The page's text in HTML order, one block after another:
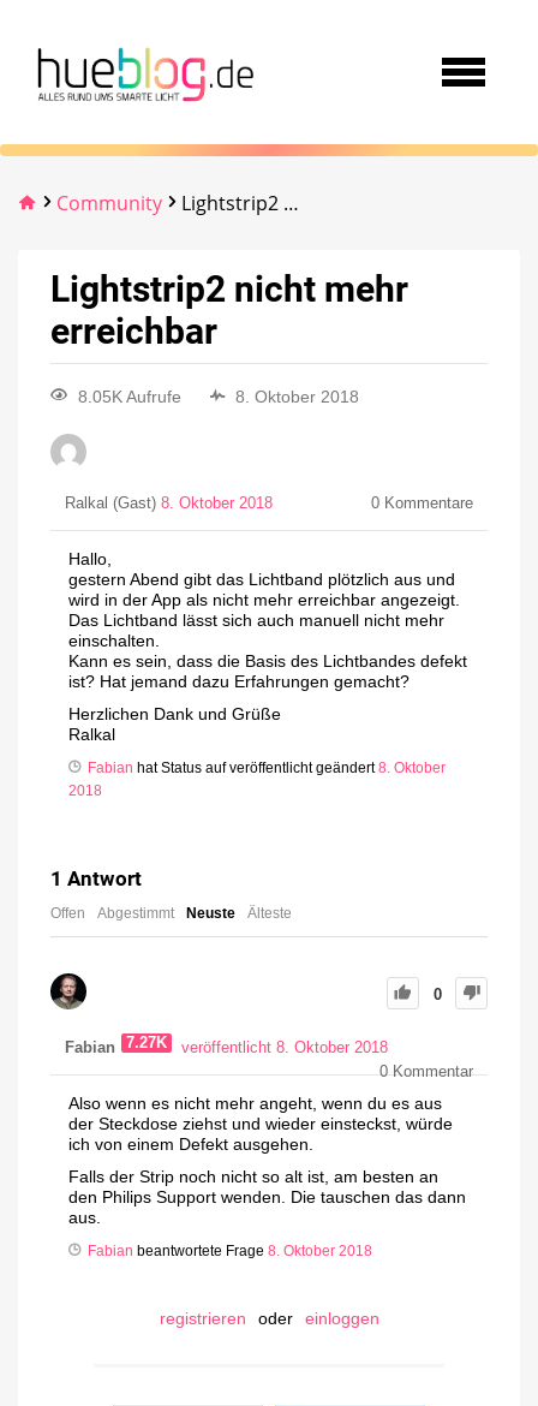
Community Lightstrip2 nicht mehr erreichbar
Lightstrip2 nicht mehr
erreichbar
8.05K Aufrufe 8. Oktober 2018
Ralkal (Gast) 8. Oktober 2018 0 Kommentare
Hallo,
gestern Abend gibt das Lichtband plötzlich aus und
wird in der App als nicht mehr erreichbar angezeigt.
Das Lichtband lässt sich auch manuell nicht mehr
einschalten.
Kann es sein, dass die Basis des Lichtbandes defekt
ist? Hat jemand dazu Erfahrungen gemacht?
Herzlichen Dank und Grüße
Ralkal
Fabian hat Status auf veröffentlicht geändert8. Oktober
2018
1 Antwort
Offen Abgestimmt Neuste Älteste
0
Fabian 7.27K
veröffentlicht 8. Oktober 2018
0Kommentar
Also wenn es nicht mehr angeht, wenn du es aus
der Steckdose ziehst und wieder einsteckst, würde
ich von einem Defekt ausgehen.
Falls der Strip noch nicht so alt ist, am besten an
den Philips Support wenden. Die tauschen das dann
aus.
Fabian beantwortete Frage 8. Oktober 2018
registrieren oder einloggen